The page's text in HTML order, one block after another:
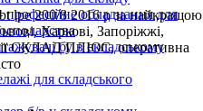
обладнання для
бу в складському
для складського
lpe 200/8 2016 р за найкращою
Харкові, Запоріжжі,
СКЛАД ПЛЮС, оперативна